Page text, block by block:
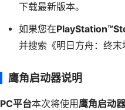
下载最新版本。
如果您在
并搜索《明日方舟：终末
鹰角启动器说明
PC平台本次将使用鹰角启动器